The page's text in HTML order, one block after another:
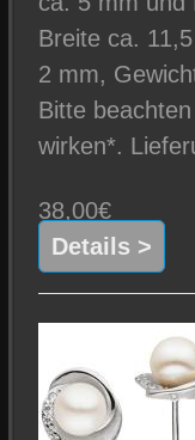
Breite ca.
2 mm,
Bitte
wirken*.
38,00€
Details >